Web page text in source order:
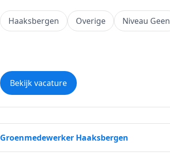
Haaksbergen Overige Niveau Geen
Bekijk vacature
Groenmedewerker Haaksbergen